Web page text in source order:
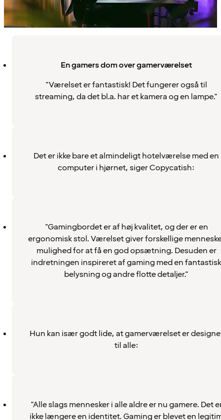
En gamers dom over gamerværelset
"Værelset er fantastisk! Det fungerer også til
streaming, da det bl.a. har et kamera og en lampe."
Det er ikke bare et almindeligt hotelværelse med en
computer i hjørnet, siger Copycatish:
"Gamingbordet er af høj kvalitet, og der er en
ergonomisk stol. Værelset giver forskellige
mulighed for at få en god opsætning. Desuden er
indretningen inspireret af gaming med en fantastisk
belysning og andre flotte detaljer."
Hun kan især godt lide, at gamerværelset er
til alle:
"Alle slags mennesker i alle aldre er nu gamere. Det
ikke længere en identitet. Gaming er blevet en